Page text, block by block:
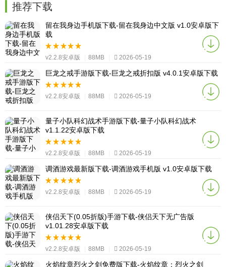
推荐下载
留在我身边手机版下载-留在我身边中文版 v1.0安卓版下
载
v2.2.8安卓版 88MB 2026-05-19
巨龙之戒手游版下载-巨龙之戒折扣版 v4.0.1安卓版下载
v2.2.8安卓版 88MB 2026-05-19
量子小队科幻战术手游版下载-量子小队科幻战术
v1.1.22安卓版下载
v2.2.8安卓版 88MB 2026-05-19
调酒游戏最新版下载-调酒游戏手机版 v1.0安卓版下载
v2.2.8安卓版 88MB 2026-05-19
侠侣天下(0.05折版)手游下载-侠侣天下无广告版
v1.01.28安卓版下载
v2.2.8安卓版 88MB 2026-05-19
火焰纹章烈火之剑免费版下载-火焰纹章：烈火之剑